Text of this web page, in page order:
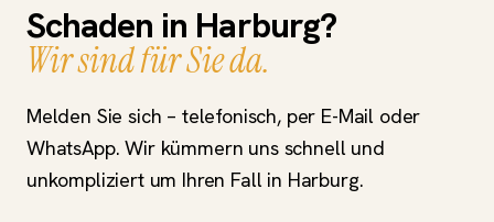
Schaden in Harburg?
Wir sind für Sie da.
Melden Sie sich – telefonisch, per E-Mail oder
WhatsApp. Wir kümmern uns schnell und
unkompliziert um Ihren Fall in Harburg.